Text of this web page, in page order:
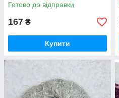
Готово до відправки
167 ₴
Купити